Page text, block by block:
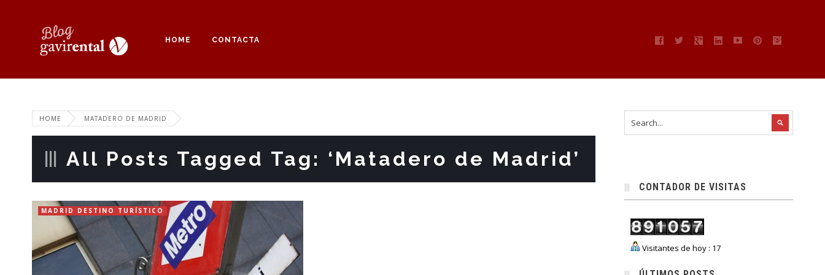
HOME CONTACTA
HOME MATADERO DE MADRID
All Posts Tagged Tag: ‘Matadero de Madrid’
MADRID DESTINO TURÍSTICO
CONTADOR DE VISITAS
Visitantes de hoy : 17